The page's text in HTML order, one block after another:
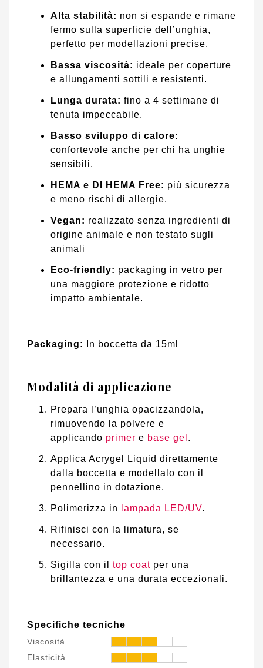
Alta stabilità: non si espande e rimane
fermo sulla superficie dell’unghia,
perfetto per modellazioni precise.
Bassa viscosità: ideale per coperture
e allungamenti sottili e resistenti.
Lunga durata: fino a 4 settimane di
tenuta impeccabile.
Basso sviluppo di calore:
confortevole anche per chi ha unghie
sensibili.
HEMA e DI HEMA Free: più sicurezza
e meno rischi di allergie.
Vegan: realizzato senza ingredienti di
origine animale e non testato sugli
animali
Eco-friendly: packaging in vetro per
una maggiore protezione e ridotto
impatto ambientale.
Packaging: In boccetta da 15ml
Modalità di applicazione
Prepara l’unghia opacizzandola,
rimuovendo la polvere e
applicando primer e base gel .
Applica Acrygel Liquid direttamente
dalla boccetta e modellalo con il
pennellino in dotazione.
Polimerizza in lampada LED/UV.
Rifinisci con la limatura, se
necessario.
Sigilla con il top coat per una
brillantezza e una durata eccezionali.
Specifiche tecniche
Viscosità
Elasticità